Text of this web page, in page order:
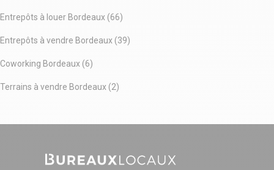
Entrepôts à louer Bordeaux (66)
Entrepôts à vendre Bordeaux (39)
Coworking Bordeaux (6)
Terrains à vendre Bordeaux (2)